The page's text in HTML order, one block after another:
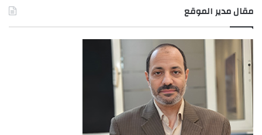
مقال مدير الموقع